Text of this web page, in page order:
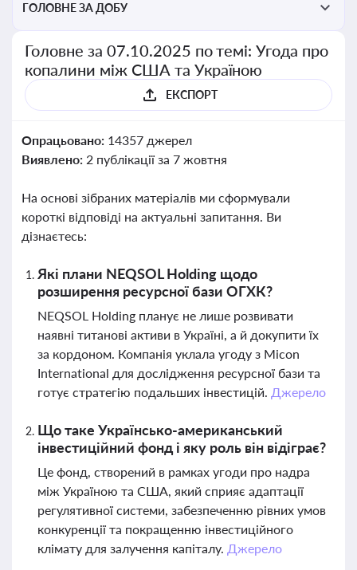
ГОЛОВНЕ ЗА ДОБУ
Головне за 07.10.2025 по темі: Угода про
копалини між США та Україною
ЕКСПОРТ
Опрацьовано: 14357 джерел
Виявлено: 2 публікації за 7 жовтня
На основі зібраних матеріалів ми сформували
короткі відповіді на актуальні запитання. Ви
дізнаєтесь:
Які плани NEQSOL Holding щодо
розширення ресурсної бази ОГХК?
NEQSOL Holding планує не лише розвивати
наявні титанові активи в Україні, а й докупити їх
за кордоном. Компанія уклала угоду з Micon
International для дослідження ресурсної бази та
готує стратегію подальших інвестицій. Джерело
Що таке Українсько-американський
інвестиційний фонд і яку роль він відіграє?
Це фонд, створений в рамках угоди про надра
між Україною та США, який сприяє адаптації
регулятивної системи, забезпеченню рівних умов
конкуренції та покращенню інвестиційного
клімату для залучення капіталу. Джерело